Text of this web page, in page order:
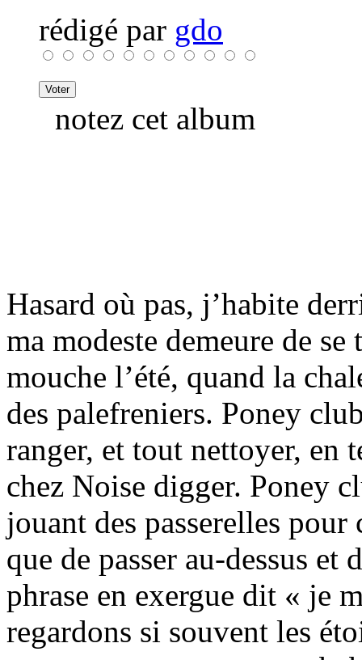
rédigé par gdo
notez cet album
Hasard où pas, j’habite
ma modeste demeure de
mouche l’été, quand la
des palefreniers. Poney
ranger, et tout nettoyer, en
chez Noise digger. Poney
jouant des passerelles
que de passer au-dessus
phrase en exergue dit « je
regardons si souvent les